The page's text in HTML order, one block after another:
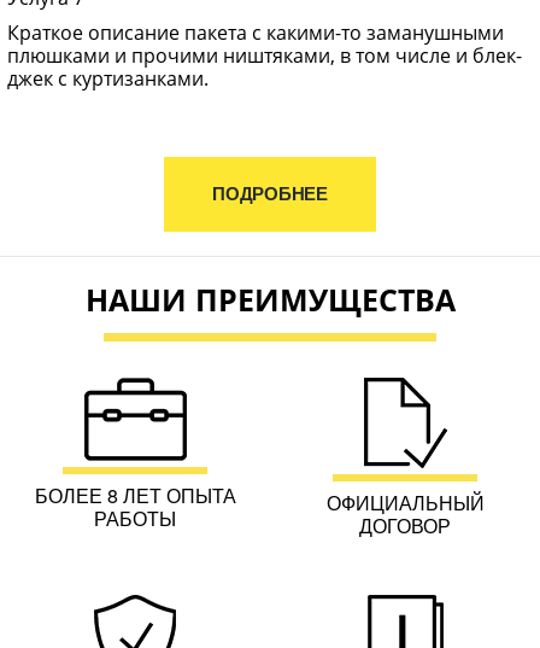
Краткое описание пакета с какими-то заманушными
плюшками и прочими ништяками, в том числе и блек-
джек с куртизанками.
ПОДРОБНЕЕ
НАШИ ПРЕИМУЩЕСТВА
БОЛЕЕ 8 ЛЕТ ОПЫТА
РАБОТЫ
ОФИЦИАЛЬНЫЙ
ДОГОВОР